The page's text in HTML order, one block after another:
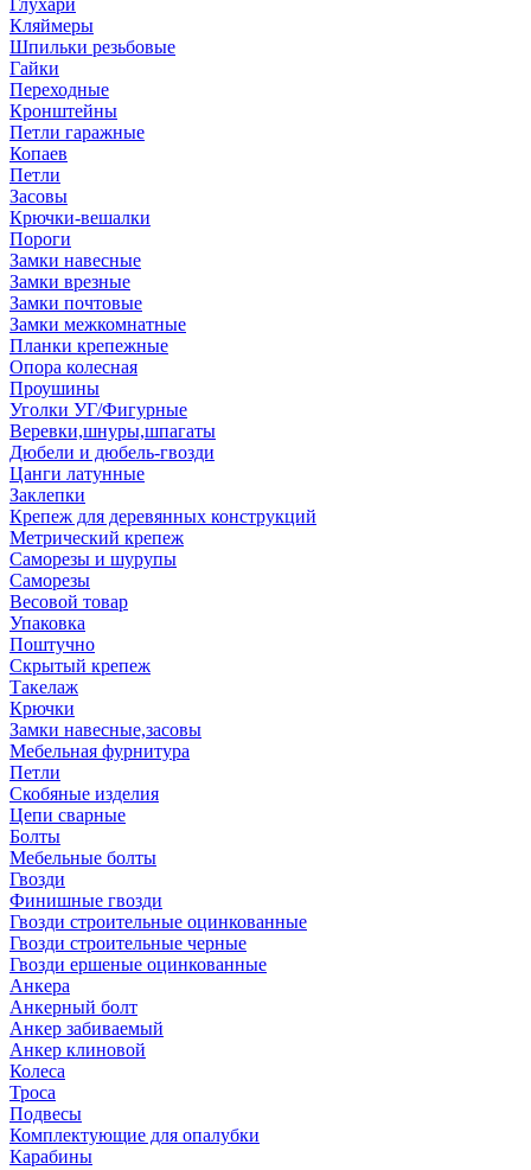
Глухари
Кляймеры
Шпильки резьбовые
Гайки
Переходные
Кронштейны
Петли гаражные
Копаев
Петли
Засовы
Крючки-вешалки
Пороги
Замки навесные
Замки врезные
Замки почтовые
Замки межкомнатные
Планки крепежные
Опора колесная
Проушины
Уголки УГ/Фигурные
Веревки,шнуры,шпагаты
Дюбели и дюбель-гвозди
Цанги латунные
Заклепки
Крепеж для деревянных конструкций
Метрический крепеж
Саморезы и шурупы
Саморезы
Весовой товар
Упаковка
Поштучно
Скрытый крепеж
Такелаж
Крючки
Замки навесные,засовы
Мебельная фурнитура
Петли
Скобяные изделия
Цепи сварные
Болты
Мебельные болты
Гвозди
Финишные гвозди
Гвозди строительные оцинкованные
Гвозди строительные черные
Гвозди ершеные оцинкованные
Анкера
Анкерный болт
Анкер забиваемый
Анкер клиновой
Колеса
Троса
Подвесы
Комплектующие для опалубки
Карабины